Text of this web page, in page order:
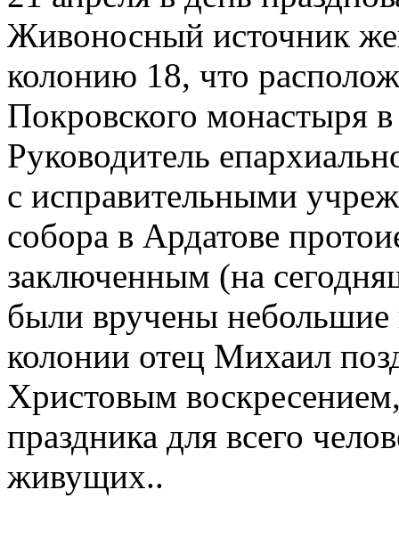
Живоносный источник
колонию 18, что
Покровского монастыря
Руководитель
с исправительными
собора в Ардатове
заключенным (на
были вручены небольшие
колонии отец Михаил
Христовым воскресением,
праздника для всего
живущих..